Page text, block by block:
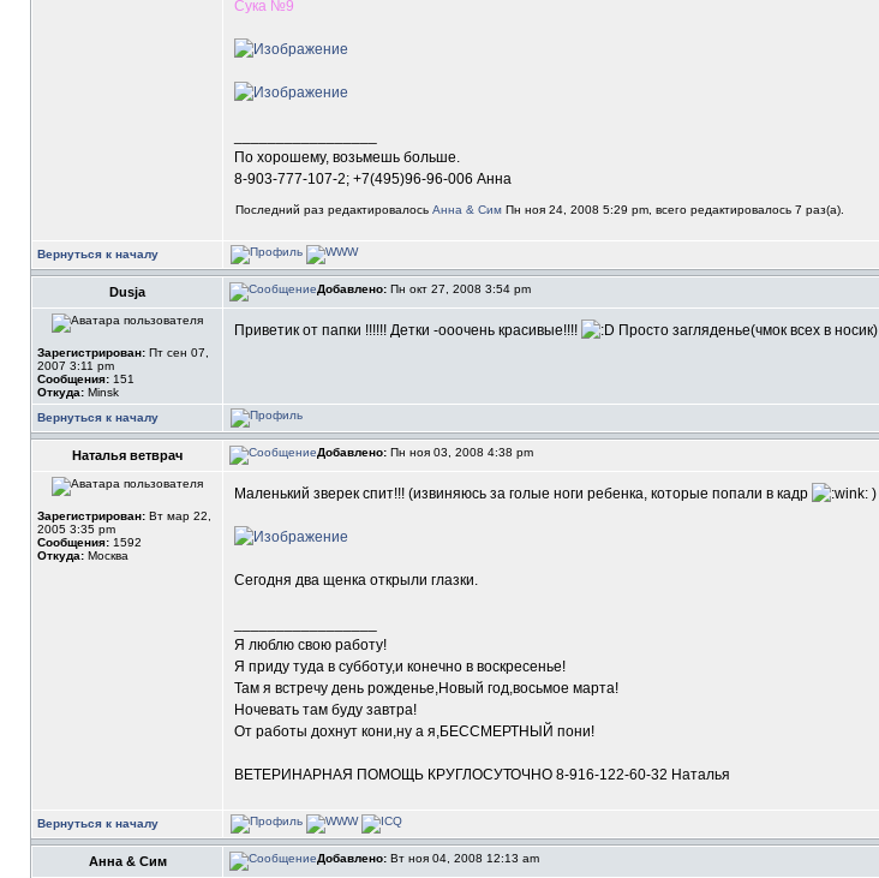
Сука №9
По хорошему, возьмешь больше.
8-903-777-107-2; +7(495)96-96-006 Анна
Последний раз редактировалось Анна & Сим Пн ноя 24, 2008 5:29 pm, всего редактировалось 7 раз(а).
Вернуться к началу
Dusja Добавлено: Пн окт 27, 2008 3:54 pm
Зарегистрирован: Пт сен 07,
2007 3:11 pm
Сообщения: 151
Откуда: Minsk
Приветик от папки !!!!!! Детки -ооочень красивые!!!! Просто загляденье(чмок всех в носик)
Вернуться к началу
Наталья ветврач Добавлено: Пн ноя 03, 2008 4:38 pm
Зарегистрирован: Вт мар 22,
2005 3:35 pm
Сообщения: 1592
Откуда: Москва
Маленький зверек спит!!! (извиняюсь за голые ноги ребенка, которые попали в кадр )
Сегодня два щенка открыли глазки.
Я люблю свою работу!
Я приду туда в субботу,и конечно в воскресенье!
Там я встречу день рожденье,Новый год,восьмое марта!
Ночевать там буду завтра!
От работы дохнут кони,ну а я,БЕССМЕРТНЫЙ пони!
ВЕТЕРИНАРНАЯ ПОМОЩЬ КРУГЛОСУТОЧНО 8-916-122-60-32 Наталья
Вернуться к началу
Анна & Сим Добавлено: Вт ноя 04, 2008 12:13 am